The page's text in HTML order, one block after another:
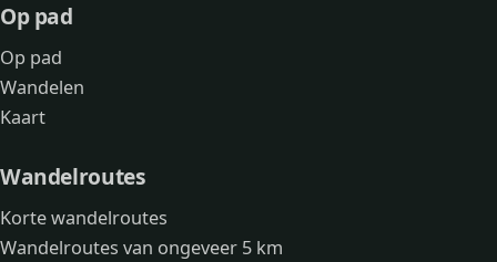
Op pad
Op pad
Wandelen
Kaart
Wandelroutes
Korte wandelroutes
Wandelroutes van ongeveer 5 km